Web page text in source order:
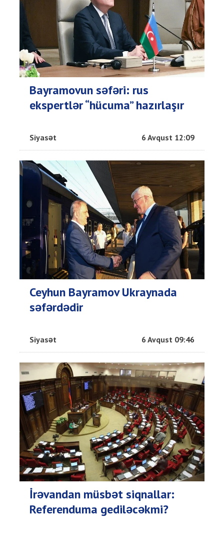
Bayramovun səfəri: rus
ekspertlər “hücuma” hazırlaşır
Siyasət 6 Avqust 12:09
Ceyhun Bayramov Ukraynada
səfərdədir
Siyasət 6 Avqust 09:46
İrəvandan müsbət siqnallar:
Referenduma gediləcəkmi?